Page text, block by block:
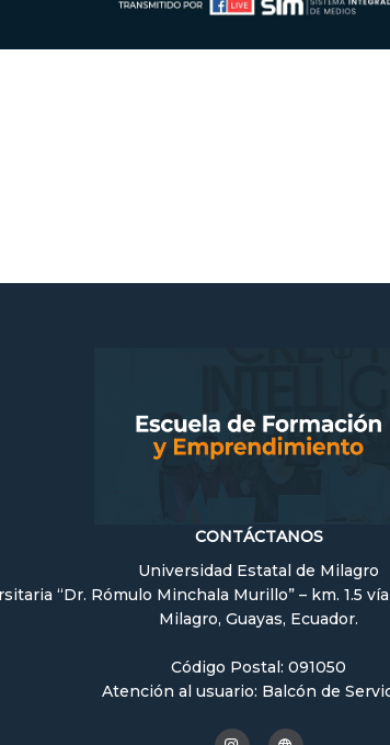
CONTÁCTANOS
Universidad Estatal de Milagro
“Dr. Rómulo Minchala Murillo” – km. 1.5
Milagro, Guayas, Ecuador.
Código Postal: 091050
Atención al usuario: Balcón de